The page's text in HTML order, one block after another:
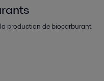
production de biocarburant